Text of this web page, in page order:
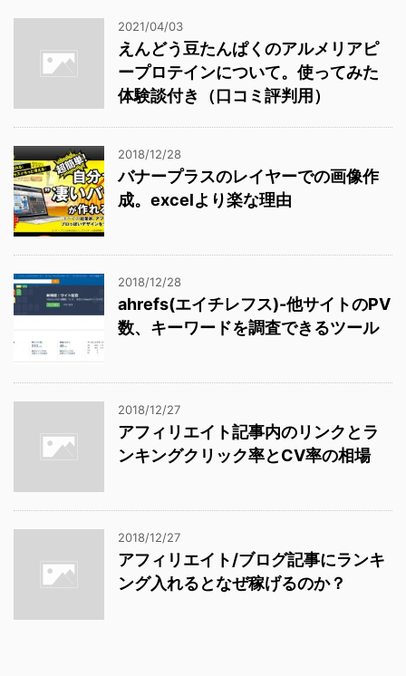
2021/04/03
えんどう豆たんぱくのアルメリアピ
ープロテインについて。使ってみた
体験談付き（口コミ評判用）
2018/12/28
バナープラスのレイヤーでの画像作
成。excelより楽な理由
2018/12/28
ahrefs(エイチレフス)-他サイトのPV
数、キーワードを調査できるツール
2018/12/27
アフィリエイト記事内のリンクとラ
ンキングクリック率とCV率の相場
2018/12/27
アフィリエイト/ブログ記事にランキ
ング入れるとなぜ稼げるのか？